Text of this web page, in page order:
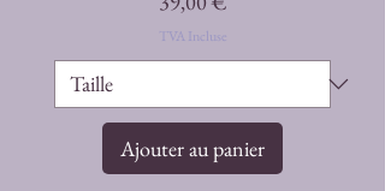
TVA Incluse
Ajouter au panier